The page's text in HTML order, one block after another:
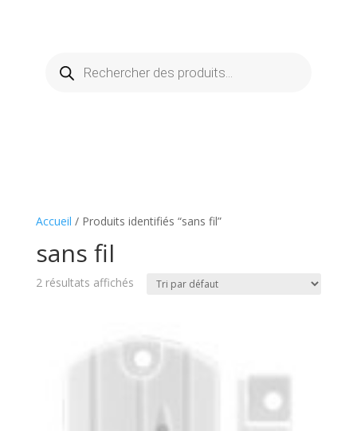
produits
Accueil / Produits identifiés “sans fil”
sans fil
2 résultats affichés